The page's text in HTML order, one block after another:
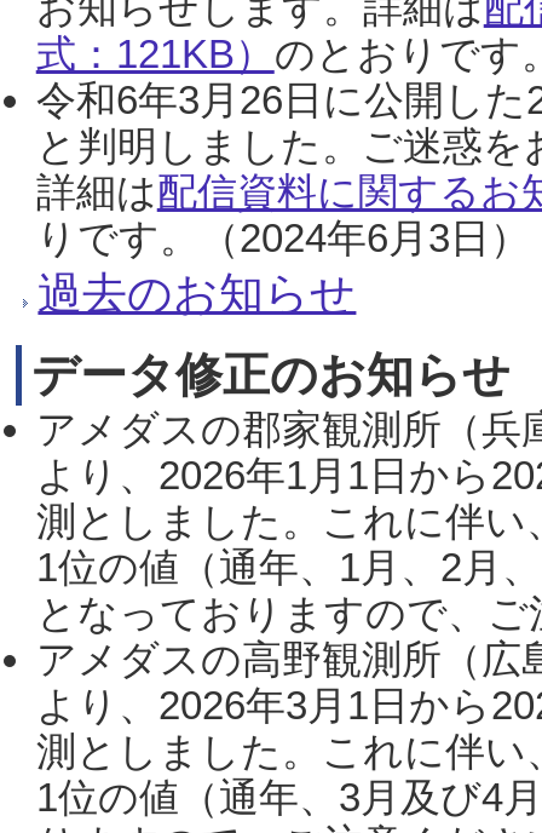
式：121KB） のとおりです
令和6年3月26日に公開し
と判明しました。ご迷惑
詳細は配信資料に関するお
りです。（2024年6月3日）
過去のお知らせ
データ修正のお知らせ
アメダスの郡家観測所（
より、2026年1月1日から
測としました。これに伴い
1位の値（通年、1月、2月
となっておりますので、
アメダスの高野観測所（
より、2026年3月1日から
測としました。これに伴い
1位の値（通年、3月及び4